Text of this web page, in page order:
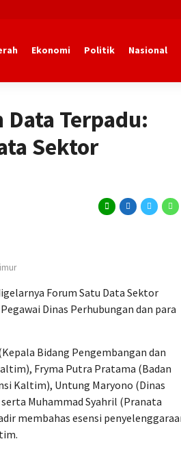
Ekonomi Politik Nasional
Terpadu:
Sektor
Forum Satu Data Sektor
Dinas Perhubungan dan para
Bidang Pengembangan dan
Fryma Putra Pratama (Badan
Kaltim), Untung Maryono (Dinas
Muhammad Syahril (Pranata
membahas esensi